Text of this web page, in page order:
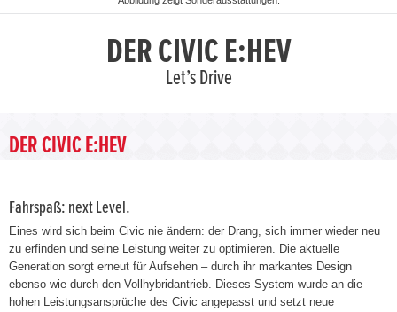
DER CIVIC E:HEV
Let’s Drive
DER CIVIC E:HEV
Fahrspaß: next Level.
Eines wird sich beim Civic nie ändern: der Drang, sich immer wieder neu
zu erfinden und seine Leistung weiter zu optimieren. Die aktuelle
Generation sorgt erneut für Aufsehen – durch ihr markantes Design
ebenso wie durch den Vollhybridantrieb. Dieses System wurde an die
hohen Leistungsansprüche des Civic angepasst und setzt neue